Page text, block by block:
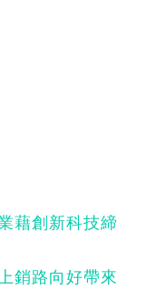
藉創新科技締
銷路向好帶來